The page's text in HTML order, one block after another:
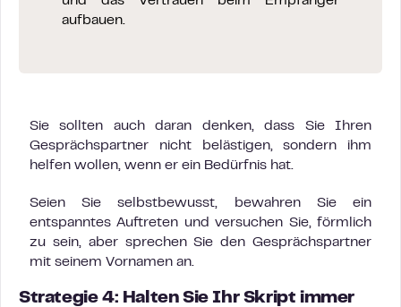
aufbauen.
Sie sollten auch daran denken, dass Sie Ihren
Gesprächspartner nicht belästigen, sondern ihm
helfen wollen, wenn er ein Bedürfnis hat.
Seien Sie selbstbewusst, bewahren Sie ein
entspanntes Auftreten und versuchen Sie, förmlich
zu sein, aber sprechen Sie den Gesprächspartner
mit seinem Vornamen an.
Strategie 4: Halten Sie Ihr Skript immer